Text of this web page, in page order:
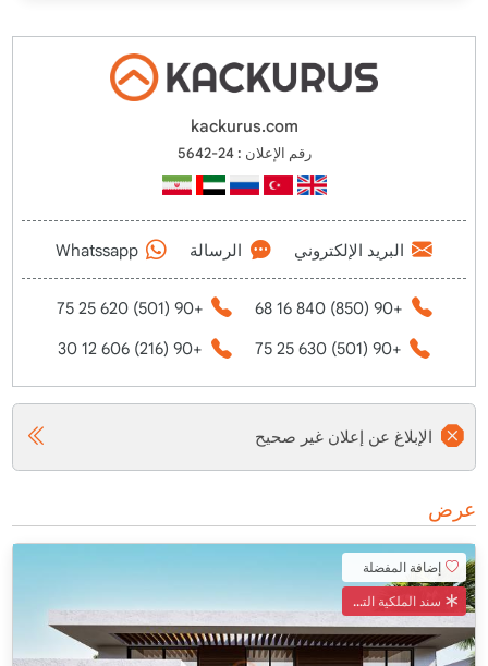
kackurus.com
رقم الإعلان : 24-5642
البريد الإلكتروني الرسالة Whatssapp
+90 (850) 840 16 68
+90 (501) 620 25 75
+90 (501) 630 25 75
+90 (216) 606 12 30
الإبلاغ عن إعلان غير صحيح
عرض
إضافة المفضلة
سند الملكية التركي